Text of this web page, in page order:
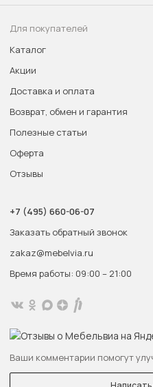
Для покупателей
Каталог
Акции
Доставка и оплата
Возврат, обмен и гарантия
Полезные статьи
Оферта
Отзывы
+7 (495) 660-06-07
Заказать обратный звонок
zakaz@mebelvia.ru
Время работы: 09:00 – 21:00
Ваши комментарии помогут